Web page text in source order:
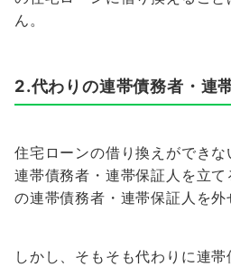
ん。
2.代わりの連帯債務者・連
住宅ローンの借り換えができ
連帯債務者・連帯保証人を立
の連帯債務者・連帯保証人を外
しかし、そもそも代わりに連